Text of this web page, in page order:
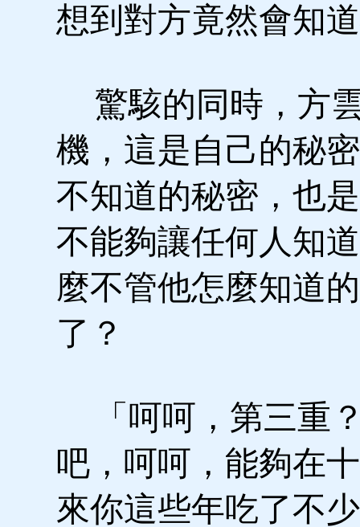
想到對方竟然會知
驚駭的同時，方
機，這是自己的秘
不知道的秘密，也
不能夠讓任何人知
麼不管他怎麼知道
了？
「呵呵，第三重
吧，呵呵，能夠在
來你這些年吃了不